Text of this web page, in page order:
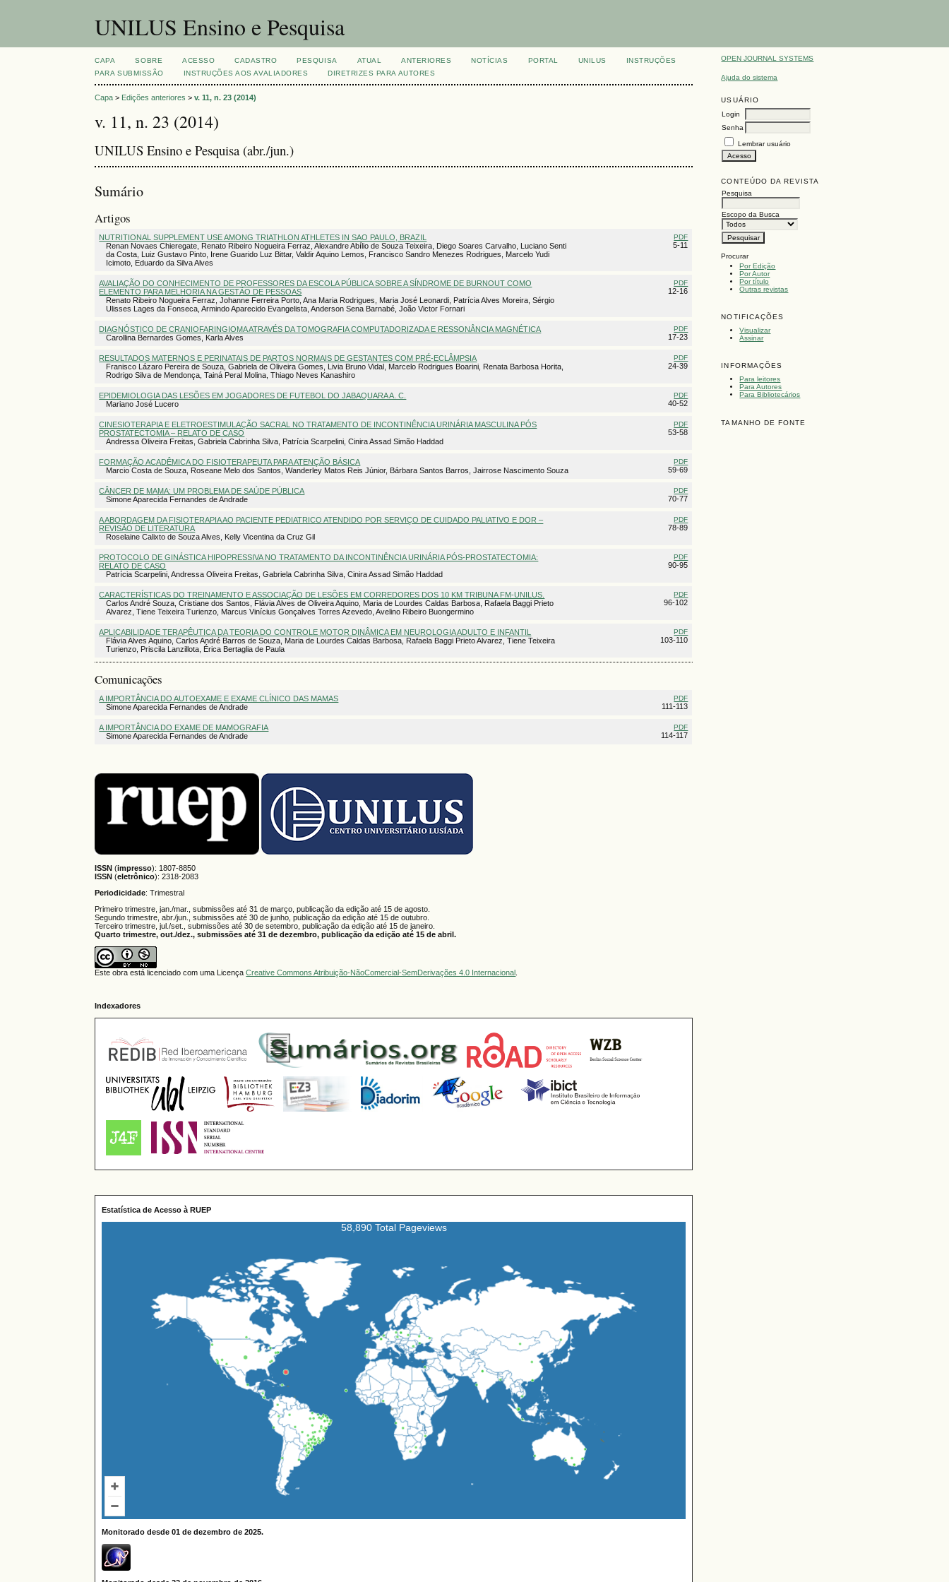
UNILUS Ensino e Pesquisa
OPEN JOURNAL SYSTEMS
Ajuda do sistema
USUÁRIO
Login
Senha
Lembrar usuário
CONTEÚDO DA REVISTA
Pesquisa
Escopo da Busca
Procurar
Por Edição
Por Autor
Por título
Outras revistas
NOTIFICAÇÕES
Visualizar
Assinar
INFORMAÇÕES
Para leitores
Para Autores
Para Bibliotecários
TAMANHO DE FONTE
CAPA SOBRE ACESSO CADASTRO PESQUISA ATUAL ANTERIORES NOTÍCIAS PORTAL UNILUS
INSTRUÇÕES
PARA SUBMISSÃO
INSTRUÇÕES AOS AVALIADORES DIRETRIZES PARA AUTORES
Capa > Edições anteriores >v. 11, n. 23 (2014)
v. 11, n. 23 (2014)
UNILUS Ensino e Pesquisa (abr./jun.)
Sumário
Artigos
NUTRITIONAL SUPPLEMENT USE AMONG TRIATHLON ATHLETES IN SAO PAULO, BRAZIL
Renan Novaes Chieregate, Renato Ribeiro Nogueira Ferraz, Alexandre Abílio de Souza Teixeira, Diego Soares Carvalho, Luciano Senti
da Costa, Luiz Gustavo Pinto, Irene Guarido Luz Bittar, Valdir Aquino Lemos, Francisco Sandro Menezes Rodrigues, Marcelo Yudi
Icimoto, Eduardo da Silva Alves
PDF
5-11
AVALIAÇÃO DO CONHECIMENTO DE PROFESSORES DA ESCOLA PÚBLICA SOBRE A SÍNDROME DE BURNOUT COMO
ELEMENTO PARA MELHORIA NA GESTÃO DE PESSOAS
Renato Ribeiro Nogueira Ferraz, Johanne Ferreira Porto, Ana Maria Rodrigues, Maria José Leonardi, Patrícia Alves Moreira, Sérgio
Ulisses Lages da Fonseca, Armindo Aparecido Evangelista, Anderson Sena Barnabé, João Victor Fornari
PDF
12-16
DIAGNÓSTICO DE CRANIOFARINGIOMA ATRAVÉS DA TOMOGRAFIA COMPUTADORIZADA E RESSONÂNCIA MAGNÉTICA
Carollina Bernardes Gomes, Karla Alves
PDF
17-23
RESULTADOS MATERNOS E PERINATAIS DE PARTOS NORMAIS DE GESTANTES COM PRÉ-ECLÂMPSIA
Franisco Lázaro Pereira de Souza, Gabriela de Oliveira Gomes, Livia Bruno Vidal, Marcelo Rodrigues Boarini, Renata Barbosa Horita,
Rodrigo Silva de Mendonça, Tainá Peral Molina, Thiago Neves Kanashiro
PDF
24-39
EPIDEMIOLOGIA DAS LESÕES EM JOGADORES DE FUTEBOL DO JABAQUARA A. C.
Mariano José Lucero
PDF
40-52
CINESIOTERAPIA E ELETROESTIMULAÇÃO SACRAL NO TRATAMENTO DE INCONTINÊNCIA URINÁRIA MASCULINA PÓS
PROSTATECTOMIA – RELATO DE CASO
Andressa Oliveira Freitas, Gabriela Cabrinha Silva, Patrícia Scarpelini, Cinira Assad Simão Haddad
PDF
53-58
FORMAÇÃO ACADÊMICA DO FISIOTERAPEUTA PARA ATENÇÃO BÁSICA
Marcio Costa de Souza, Roseane Melo dos Santos, Wanderley Matos Reis Júnior, Bárbara Santos Barros, Jairrose Nascimento Souza
PDF
59-69
CÂNCER DE MAMA: UM PROBLEMA DE SAÚDE PÚBLICA
Simone Aparecida Fernandes de Andrade
PDF
70-77
A ABORDAGEM DA FISIOTERAPIA AO PACIENTE PEDIATRICO ATENDIDO POR SERVIÇO DE CUIDADO PALIATIVO E DOR –
REVISÃO DE LITERATURA
Roselaine Calixto de Souza Alves, Kelly Vicentina da Cruz Gil
PDF
78-89
PROTOCOLO DE GINÁSTICA HIPOPRESSIVA NO TRATAMENTO DA INCONTINÊNCIA URINÁRIA PÓS-PROSTATECTOMIA:
RELATO DE CASO
Patrícia Scarpelini, Andressa Oliveira Freitas, Gabriela Cabrinha Silva, Cinira Assad Simão Haddad
PDF
90-95
CARACTERÍSTICAS DO TREINAMENTO E ASSOCIAÇÃO DE LESÕES EM CORREDORES DOS 10 KM TRIBUNA FM-UNILUS.
Carlos André Souza, Cristiane dos Santos, Flávia Alves de Oliveira Aquino, Maria de Lourdes Caldas Barbosa, Rafaela Baggi Prieto
Alvarez, Tiene Teixeira Turienzo, Marcus Vinícius Gonçalves Torres Azevedo, Avelino Ribeiro Buongermino
PDF
96-102
APLICABILIDADE TERAPÊUTICA DA TEORIA DO CONTROLE MOTOR DINÂMICA EM NEUROLOGIA ADULTO E INFANTIL
Flávia Alves Aquino, Carlos André Barros de Souza, Maria de Lourdes Caldas Barbosa, Rafaela Baggi Prieto Alvarez, Tiene Teixeira
Turienzo, Priscila Lanzillota, Érica Bertaglia de Paula
PDF
103-110
Comunicações
A IMPORTÂNCIA DO AUTOEXAME E EXAME CLÍNICO DAS MAMAS
Simone Aparecida Fernandes de Andrade
PDF
111-113
A IMPORTÂNCIA DO EXAME DE MAMOGRAFIA
Simone Aparecida Fernandes de Andrade
PDF
114-117
ISSN (impresso): 1807-8850
ISSN (eletrônico):2318-2083
Periodicidade: Trimestral
Primeiro trimestre, jan./mar., submissões até 31 de março, publicação da edição até 15 de agosto.
Segundo trimestre, abr./jun., submissões até 30 de junho, publicação da edição até 15 de outubro.
Terceiro trimestre, jul./set., submissões até 30 de setembro, publicação da edição até 15 de janeiro.
Quarto trimestre, out./dez., submissões até 31 de dezembro, publicação da edição até 15 de abril.
Este obra está licenciado com uma LicençaCreative Commons Atribuição-NãoComercial-SemDerivações 4.0 Internacional
Indexadores
Estatística de Acesso à RUEP
58,890 Total Pageviews
Monitorado desde 01 de dezembro de 2025.